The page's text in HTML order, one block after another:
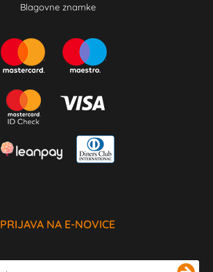
Blagovne znamke
PRIJAVA NA E-NOVICE